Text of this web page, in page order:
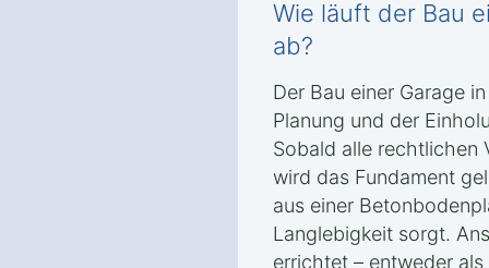
Wie läuft der Bau
ab?
Der Bau einer Garage
Planung und der
Sobald alle rechtlichen
wird das Fundament
aus einer
Langlebigkeit sorgt.
errichtet – entweder